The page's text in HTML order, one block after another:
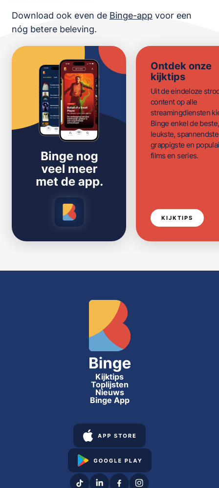
Download ook even de Binge-app voor een
nóg betere beleving.
Ontdek onze
kijktips
Uit de eindeloze
content op alle
streamingdiensten
Binge enkel de beste,
leukste,
grappigste en
films en series.
KIJKTIPS
Kijktips
Toplijsten
Nieuws
Binge App